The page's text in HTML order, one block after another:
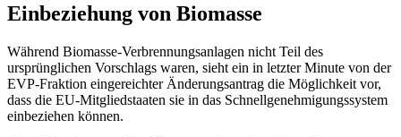
Einbeziehung von Biomasse
Während Biomasse-Verbrennungsanlagen nicht Teil des
ursprünglichen Vorschlags waren, sieht ein in letzter Minute von der
EVP-Fraktion eingereichter Änderungsantrag die Möglichkeit vor,
dass die EU-Mitgliedstaaten sie in das Schnellgenehmigungssystem
einbeziehen können.